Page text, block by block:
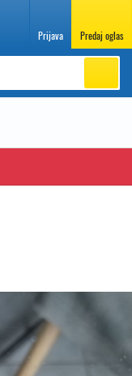
Prijava Predaj oglas